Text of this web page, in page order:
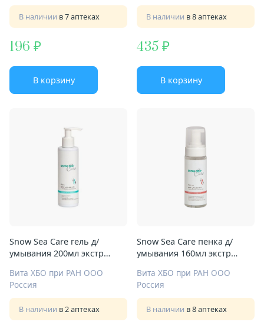
В наличии в 7 аптеках
196
В корзину
В наличии в 8 аптеках
435
В корзину
Snow Sea Care гель д/
умывания 200мл экстр
Вита ХБО при РАН ООО
Россия
В наличии в 2 аптеках
Snow Sea Care пенка д/
умывания 160мл экстр
Вита ХБО при РАН ООО
Россия
В наличии в 8 аптеках